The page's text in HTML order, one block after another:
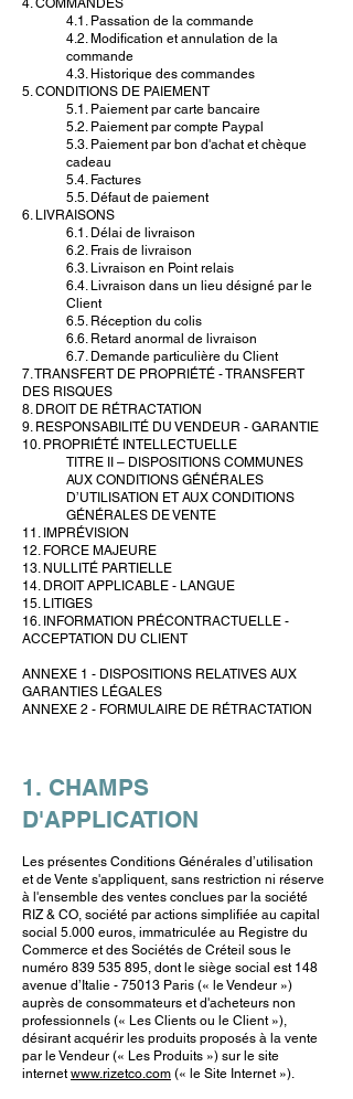
4.1. Passation de la commande
4.2. Modification et annulation de la
commande
4.3. Historique des commandes
5. CONDITIONS DE PAIEMENT
5.1. Paiement par carte bancaire
5.2. Paiement par compte Paypal
5.3. Paiement par bon d'achat et chèque
cadeau
5.4. Factures
5.5. Défaut de paiement
6. LIVRAISONS
6.1. Délai de livraison
6.2. Frais de livraison
6.3. Livraison en Point relais
6.4. Livraison dans un lieu désigné par le
Client
6.5. Réception du colis
6.6. Retard anormal de livraison
6.7. Demande particulière du Client
7. TRANSFERT DE PROPRIÉTÉ - TRANSFERT
DES RISQUES
8. DROIT DE RÉTRACTATION
9. RESPONSABILITÉ DU VENDEUR - GARANTIE
10. PROPRIÉTÉ INTELLECTUELLE
TITRE II – DISPOSITIONS COMMUNES
AUX CONDITIONS GÉNÉRALES
D’UTILISATION ET AUX CONDITIONS
GÉNÉRALES DE VENTE
11. IMPRÉVISION
12. FORCE MAJEURE
13. NULLITÉ PARTIELLE
​14. DROIT APPLICABLE - LANGUE
​15. LITIGES
16. INFORMATION PRÉCONTRACTUELLE -
ACCEPTATION DU CLIENT
ANNEXE 1 - DISPOSITIONS RELATIVES AUX
GARANTIES LÉGALES
ANNEXE 2 - FORMULAIRE DE RÉTRACTATION
1. CHAMPS
D'APPLICATION
Les présentes Conditions Générales d’utilisation
et de Vente s'appliquent, sans restriction ni réserve
à l'ensemble des ventes conclues par la société
RIZ & CO, société par actions simplifiée au capital
social 5.000 euros, immatriculée au Registre du
Commerce et des Sociétés de Créteil sous le
numéro 839 535 895 , dont le siège social est 148
avenue d’Italie - 75013 Paris (« le Vendeur »)
auprès de consommateurs et d'acheteurs non
professionnels (« Les Clients ou le Client »),
désirant acquérir les produits proposés à la vente
par le Vendeur (« Les Produits ») sur le site
internet www.rizetco.com (« le Site Internet »).